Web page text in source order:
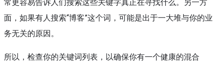
常更容易告诉人们搜索这些关键字真正在寻找什么。另一方
面，如果有人搜索“博客”这个词，可能是出于一大堆与你的业
务无关的原因。
所以，检查你的关键词列表，以确保你有一个健康的混合